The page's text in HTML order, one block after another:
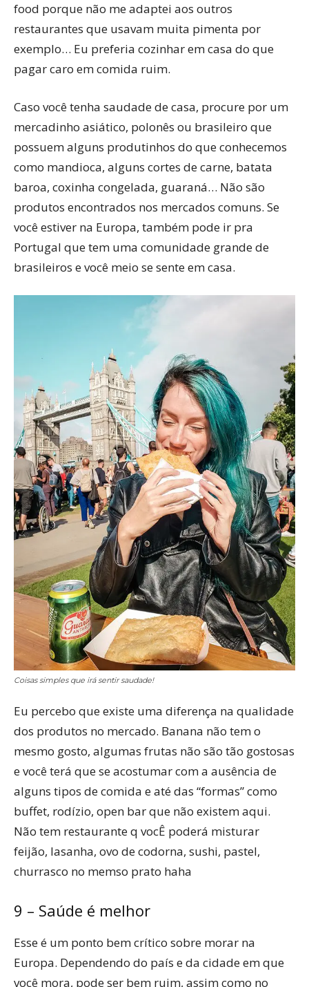
food porque não me adaptei aos outros
restaurantes que usavam muita pimenta por
exemplo… Eu preferia cozinhar em casa do que
pagar caro em comida ruim.
Caso você tenha saudade de casa, procure por um
mercadinho asiático, polonês ou brasileiro que
possuem alguns produtinhos do que conhecemos
como mandioca, alguns cortes de carne, batata
baroa, coxinha congelada, guaraná… Não são
produtos encontrados nos mercados comuns. Se
você estiver na Europa, também pode ir pra
Portugal que tem uma comunidade grande de
brasileiros e você meio se sente em casa.
Coisas simples que irá sentir saudade!
Eu percebo que existe uma diferença na qualidade
dos produtos no mercado. Banana não tem o
mesmo gosto, algumas frutas não são tão gostosas
e você terá que se acostumar com a ausência de
alguns tipos de comida e até das “formas” como
buffet, rodízio, open bar que não existem aqui.
Não tem restaurante q vocÊ poderá misturar
feijão, lasanha, ovo de codorna, sushi, pastel,
churrasco no memso prato haha
9 – Saúde é melhor
Esse é um ponto bem crítico sobre morar na
Europa. Dependendo do país e da cidade em que
você mora, pode ser bem ruim, assim como no